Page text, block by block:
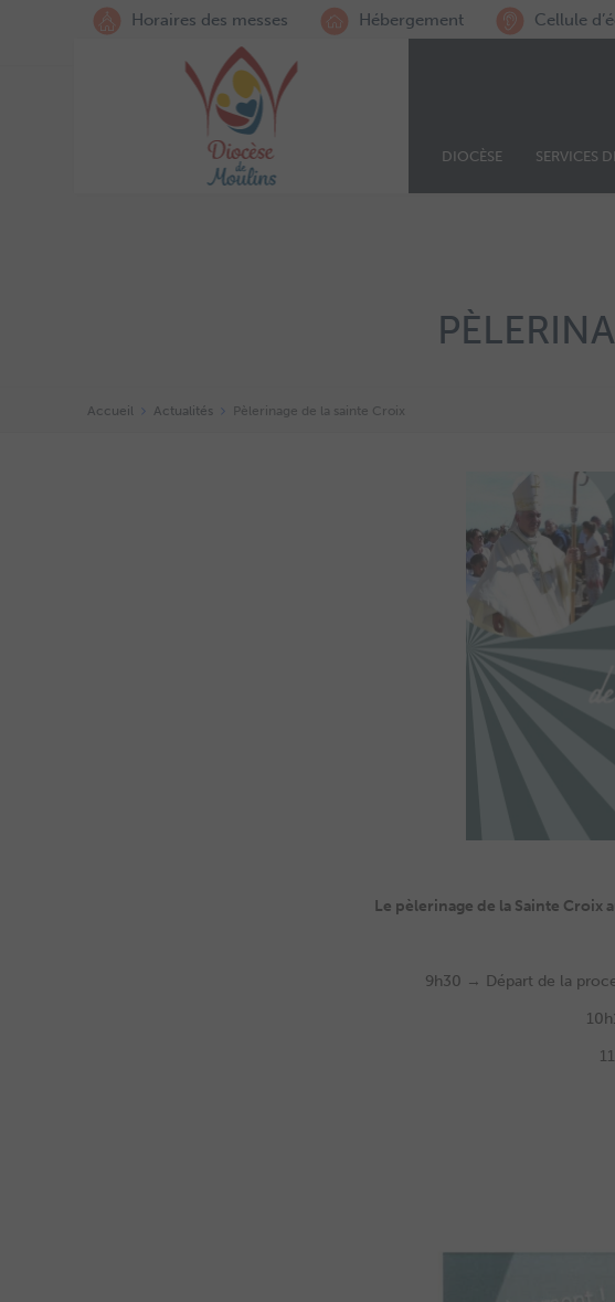
Horaires des messes Hébergement Cellule
DIOCÈSE SERVICES
Accueil Actualités Pèlerinage de la sainte Croix
Le pèlerinage de la Sainte Croix
9h30 → Départ de la